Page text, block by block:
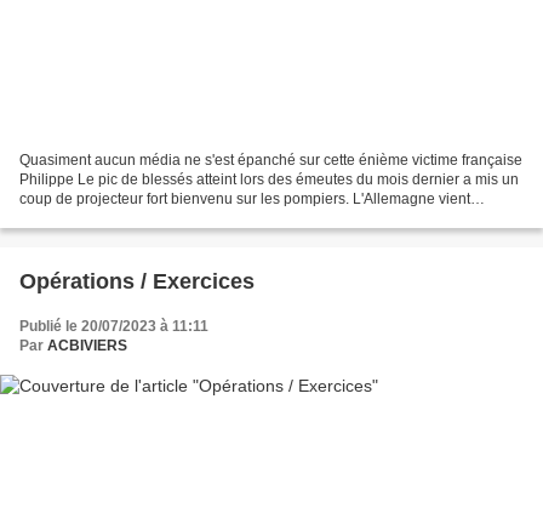
Quasiment aucun média ne s'est épanché sur cette énième victime française
Philippe Le pic de blessés atteint lors des émeutes du mois dernier a mis un
coup de projecteur fort bienvenu sur les pompiers. L'Allemagne vient
Opérations / Exercices
Publié le 20/07/2023 à 11:11
Par ACBIVIERS